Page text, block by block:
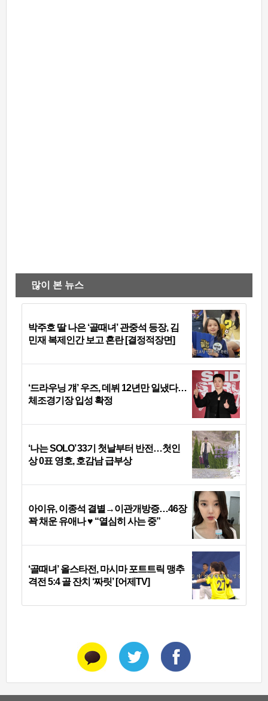
많이 본 뉴스
박주호 딸 나은 ‘골때녀’ 관중석 등장, 김
민재 복제인간 보고 혼란 [결정적장면]
‘드라우닝 걔’ 우즈, 데뷔 12년만 일냈다…
체조경기장 입성 확정
‘나는 SOLO’ 33기 첫날부터 반전…첫인
상 0표 영호, 호감남 급부상
아이유, 이종석 결별→이관개방증…46장
꽉 채운 유애나 ♥ “열심히 사는 중”
‘골때녀’ 올스타전, 마시마 포트트릭 맹추
격전 5:4 골 잔치 ‘짜릿’ [어제TV]